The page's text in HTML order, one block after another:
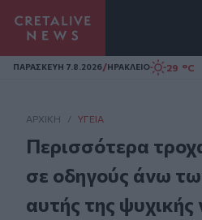
Homepage
ΠΑΡΑΣΚΕΥΗ 7.8.2026/ΗΡΑΚΛΕΙΟ 29 °C
ΑΡΧΙΚΗ / ΥΓΕΊΑ
Περισσότερα
σε οδηγούς άνω
αυτής της ψυχικής